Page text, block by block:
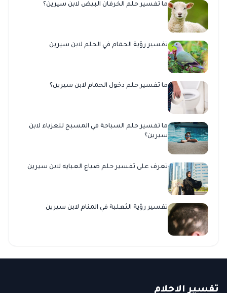
ما تفسير حلم الخرفان البيض لابن سيرين؟
تفسير رؤية الحمام في الحلم لابن سيرين
ما تفسير حلم دخول الحمام لابن سيرين؟
ما تفسير حلم السباحة في المسبح للعزباء لابن
سيرين؟
تعرف على تفسير حلم ضياع العبايه لابن سيرين
تفسير رؤية الثعلبة في المنام لابن سيرين
تفسير الاحلام